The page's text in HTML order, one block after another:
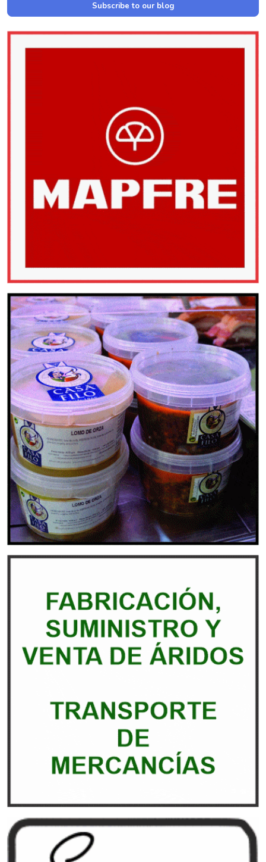
Subscribe to our blog